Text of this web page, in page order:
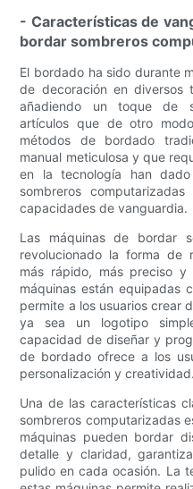
- Características de
bordar sombreros
El bordado ha sido durante
de decoración en diversos
añadiendo un toque de
artículos que de otro
métodos de bordado
manual meticulosa y que
en la tecnología han
sombreros
capacidades de vanguardia.
Las máquinas de bordar
revolucionado la forma de
más rápido, más preciso y
máquinas están equipadas
permite a los usuarios crear
ya sea un logotipo
capacidad de diseñar y
de bordado ofrece a los
personalización y creatividad.
Una de las características
sombreros computarizadas
máquinas pueden bordar
detalle y claridad,
pulido en cada ocasión. La